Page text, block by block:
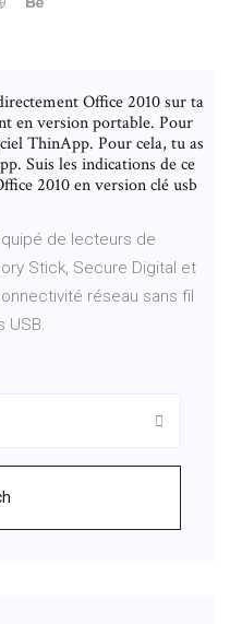
Office 2010 sur ta
en version portable. Pour
ThinApp. Pour cela, tu as
Suis les indications de ce
2010 en version clé usb
de lecteurs de
Stick, Secure Digital et
réseau sans fil
USB.